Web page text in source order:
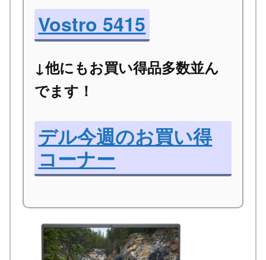
Vostro 5415
↓他にもお買い得品多数並ん
でます！
デル今週のお買い得
コーナー